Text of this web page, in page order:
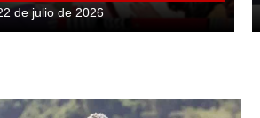
de julio de 2026